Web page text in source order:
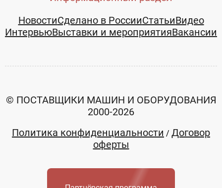
НовостиСделано в РоссииСтатьиВидео
ИнтервьюВыставки и мероприятияВакансии
© ПОСТАВЩИКИ МАШИН И ОБОРУДОВАНИЯ
2000-2026
Политика конфиденциальности / Договор
оферты